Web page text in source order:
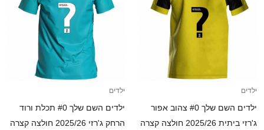
ילדים
ילדים השם שלך #0 צהוב אפור
ג'רזי ביתית 2025/26 חולצה קצרה
ילדים
ילדים השם שלך #0 תכלת ורוד
הרחק ג'רזי 2025/26 חולצה קצרה